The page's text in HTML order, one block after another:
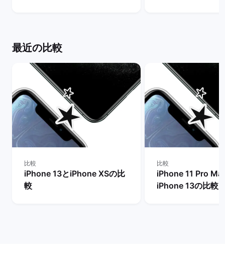
最近の比較
比較
iPhone 13とiPhone XSの比
較
比較
iPhone 11 Pro
iPhone 13の比較